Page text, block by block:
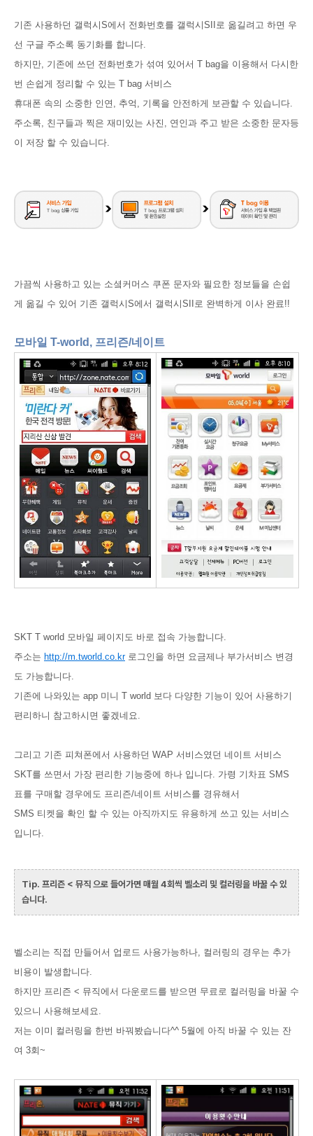
기존 사용하던 갤럭시S에서 전화번호를 갤럭시SII로 옮길려고 하면 우
선 구글 주소록 동기화를 합니다.
하지만, 기존에 쓰던 전화번호가 섞여 있어서 T bag을 이용해서 다시한
번 손쉽게 정리할 수 있는 T bag 서비스
휴대폰 속의 소중한 인연, 추억, 기록을 안전하게 보관할 수 있습니다.
주소록, 친구들과 찍은 재미있는 사진, 연인과 주고 받은 소중한 문자등
이 저장 할 수 있습니다.
가끔씩 사용하고 있는 소셬커머스 쿠폰 문자와 필요한 정보들을 손쉽
게 옮길 수 있어 기존 갤럭시S에서 갤럭시SII로 완벽하게 이사 완료!!
모바일 T-world, 프리즌/네이트
SKT T world 모바일 페이지도 바로 접속 가능합니다.
주소는 http://m.tworld.co.kr로그인을 하면 요금제나 부가서비스 변경
도 가능합니다.
기존에 나와있는 app 미니 T world 보다 다양한 기능이 있어 사용하기
편리하니 참고하시면 좋겠네요.
그리고 기존 피쳐폰에서 사용하던 WAP 서비스였던 네이트 서비스
SKT를 쓰면서 가장 편리한 기능중에 하나 입니다. 가령 기차표 SMS
표를 구매할 경우에도 프리즌/네이트 서비스를 경유해서
SMS 티켓을 확인 할 수 있는 아직까지도 유용하게 쓰고 있는 서비스
입니다.
Tip. 프리즌 < 뮤직 으로 들어가면 매월 4회씩 벨소리 및 컬러링을 바꿀 수 있
습니다.
벨소리는 직접 만들어서 업로드 사용가능하나, 컬러링의 경우는 추가
비용이 발생합니다.
하지만 프리즌 < 뮤직에서 다운로드를 받으면 무료로 컬러링을 바꿀 수
있으니 사용해보세요.
저는 이미 컬러링을 한번 바꿔봤습니다^^ 5월에 아직 바꿀 수 있는 잔
여 3회~